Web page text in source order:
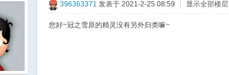
396363371 发表于 2021-2-25 08:59 | 显示全部楼层
您好~冠之雪原的精灵没有另外归类嘛~